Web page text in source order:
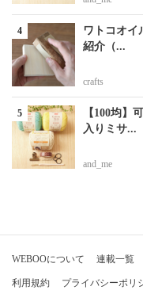
ワトコオイ
紹介（...
crafts
【100均】
入りミサ...
and_me
WEBOOについて 連載一覧
利用規約 プライバシーポリ